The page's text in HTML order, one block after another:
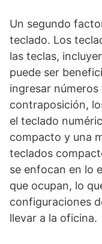
Un segundo
teclado. Los
las teclas,
puede ser
ingresar
contraposición,
el teclado
compacto y una
teclados
se enfocan en lo
que ocupan, lo
configuraciones
llevar a la oficina.